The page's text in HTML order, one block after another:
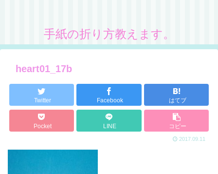
手紙の折り方教えます。
heart01_17b
Twitter Facebook はてブ
Pocket LINE コピー
2017.09.11